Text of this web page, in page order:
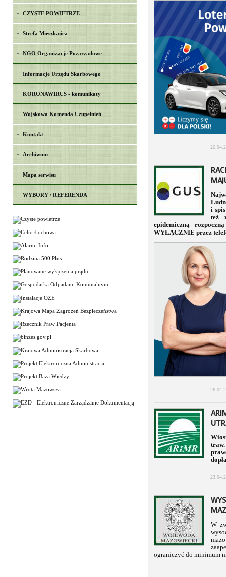
CZYSTE POWIETRZE
Strefa Mieszkańca
NGO Organizacje Pozarządowe
Informacje Urzędu Skarbowego
KORONAWIRUS - komunikaty
Wojskowa Komenda Uzupełnień
Kontakt
Archiwum
Mapa serwisu
WYBORY / REFERENDA
i
też
epidemiczną
WYŁĄCZNIE przez
W
ograniczyć do minimum